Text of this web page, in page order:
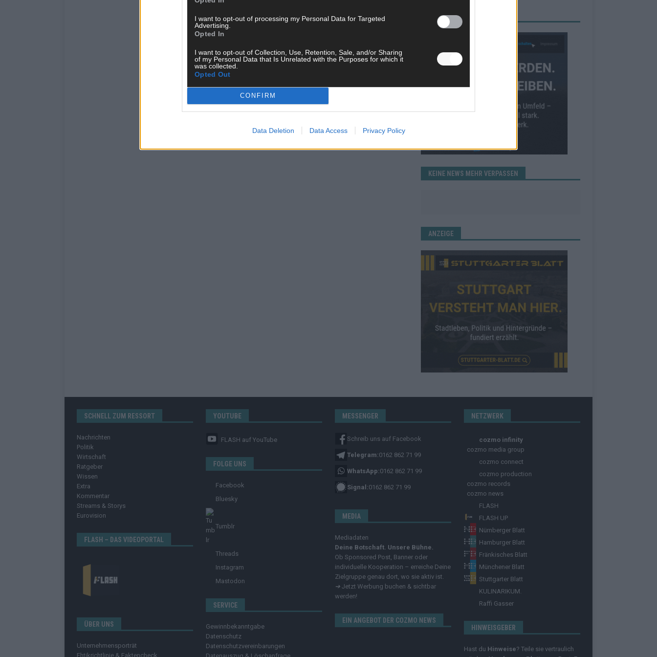
I want to opt-out of processing my Personal Data for Targeted
Advertising.
Opted In
I want to opt-out of Collection, Use, Retention, Sale, and/or Sharing
of my Personal Data that Is Unrelated with the Purposes for which it
was collected.
Opted Out
CONFIRM
Data Deletion Data Access Privacy Policy
WERBE BEI UNS!
KEINE NEWS MEHR VERPASSEN
ANZEIGE
SCHNELL ZUM RESSORT
Nachrichten
Politik
Wirtschaft
Ratgeber
Wissen
Extra
Kommentar
Streams & Storys
Eurovision
FLASH – DAS VIDEOPORTAL
ÜBER UNS
Unternehmensporträt
Ehtikrichtlinie & Faktencheck
YOUTUBE
FLASH auf YouTube
FOLGE UNS
Facebook
Bluesky
Tumblr
Threads
Instagram
Mastodon
SERVICE
Gewinnbekanntgabe
Datenschutz
Datenschutzvereinbarungen
MESSENGER
Schreib uns auf Facebook
Telegram:0162 862 71 99
WhatsApp:0162 862 71 99
Signal:0162 862 71 99
MEDIA
Mediadaten
Deine Botschaft. Unsere Bühne.
Ob Sponsored Post, Banner oder
individuelle Kooperation – erreiche Deine
Zielgruppe genau dort, wo sie aktiv ist.
➔ Jetzt Werbung buchen & sichtbar
werden!
EIN ANGEBOT DER COZMO NEWS
NETZWERK
cozmo infinity
cozmo media group
cozmo connect
cozmo production
cozmo records
cozmo news
FLASH
FLASH UP
Nürnberger Blatt
Hamburger Blatt
Fränkisches Blatt
Münchener Blatt
Stuttgarter Blatt
KULINARIKUM.
Raffi Gasser
HINWEISGEBER
Hast du Hinweise? Teile sie vertraulich